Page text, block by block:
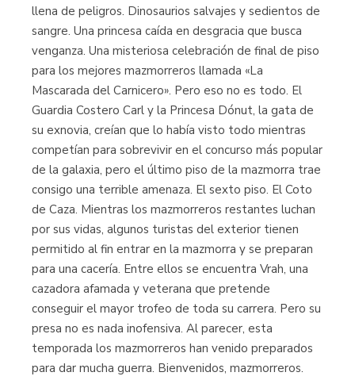
llena de peligros. Dinosaurios salvajes y sedientos de
sangre. Una princesa caída en desgracia que busca
venganza. Una misteriosa celebración de final de piso
para los mejores mazmorreros llamada «La
Mascarada del Carnicero». Pero eso no es todo. El
Guardia Costero Carl y la Princesa Dónut, la gata de
su exnovia, creían que lo había visto todo mientras
competían para sobrevivir en el concurso más popular
de la galaxia, pero el último piso de la mazmorra trae
consigo una terrible amenaza. El sexto piso. El Coto
de Caza. Mientras los mazmorreros restantes luchan
por sus vidas, algunos turistas del exterior tienen
permitido al fin entrar en la mazmorra y se preparan
para una cacería. Entre ellos se encuentra Vrah, una
cazadora afamada y veterana que pretende
conseguir el mayor trofeo de toda su carrera. Pero su
presa no es nada inofensiva. Al parecer, esta
temporada los mazmorreros han venido preparados
para dar mucha guerra. Bienvenidos, mazmorreros.